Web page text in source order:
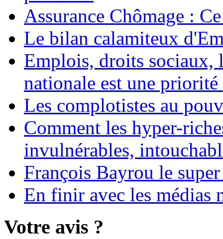
Assurance Chômage :
Le bilan calamiteux
Emplois, droits sociaux,
nationale est une
Les complotistes au
Comment les hyper-
invulnérables,
François Bayrou le
En finir avec les médias
Votre avis ?